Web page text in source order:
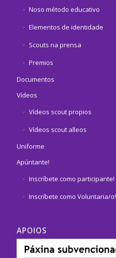
Noso método educativo
Elementos de identidade
Scouts na prensa
Premios
Documentos
Vídeos
Vídeos scout propios
Vídeos scout alleos
Uniforme
Apúntante!
Inscríbete como participante!
Inscríbete como Voluntaria/o!
APOIOS